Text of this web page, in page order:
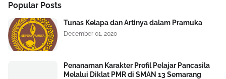
Popular Posts
Tunas Kelapa dan Artinya dalam Pramuka
December 01, 2020
Penanaman Karakter Profil Pelajar Pancasila
Melalui Diklat PMR di SMAN 13 Semarang